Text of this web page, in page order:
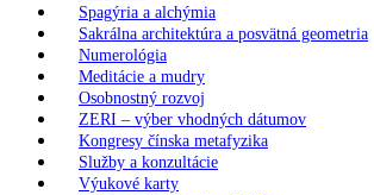
Spagýria a alchýmia
Sakrálna architektúra a posvätná geometria
Numerológia
Meditácie a mudry
Osobnostný rozvoj
ZERI – výber vhodných dátumov
Kongresy čínska metafyzika
Služby a konzultácie
Výukové karty